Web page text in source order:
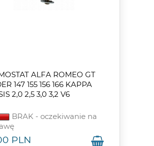
ALFA ROMEO GT
147 155 156 166 KAPPA
2,0 2,5 3,0 3,2 V6
BRAK - oczekiwanie na
PLN